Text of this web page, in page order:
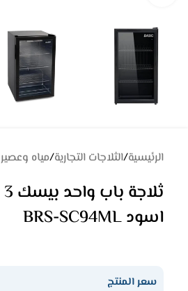
الرئيسية/الثلاجات التجارية/مياه وعصير
اسود BRS-SC94ML
سعر المنتج